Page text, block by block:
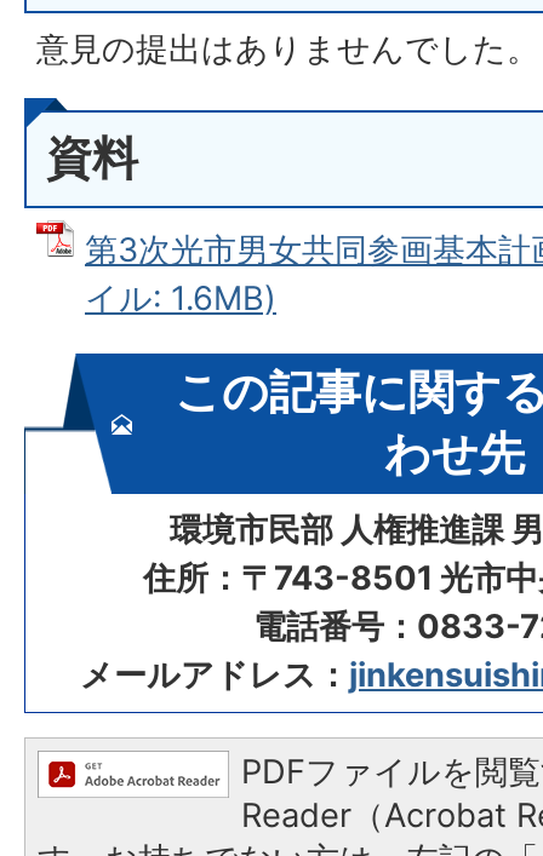
意見の提出はありませんでした。
資料
第3次光市男女共同参画基本
イル: 1.6MB)
この記事に関す
わせ先
環境市民部 人権推進課
住所：〒743-8501 光市中
電話番号：0833-
メールアドレス：
PDFファイルを閲
Reader（Acrobat